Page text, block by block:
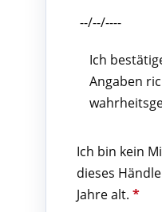
Ich
Angaben
Ich bin kein
dieses
Jahre alt. *